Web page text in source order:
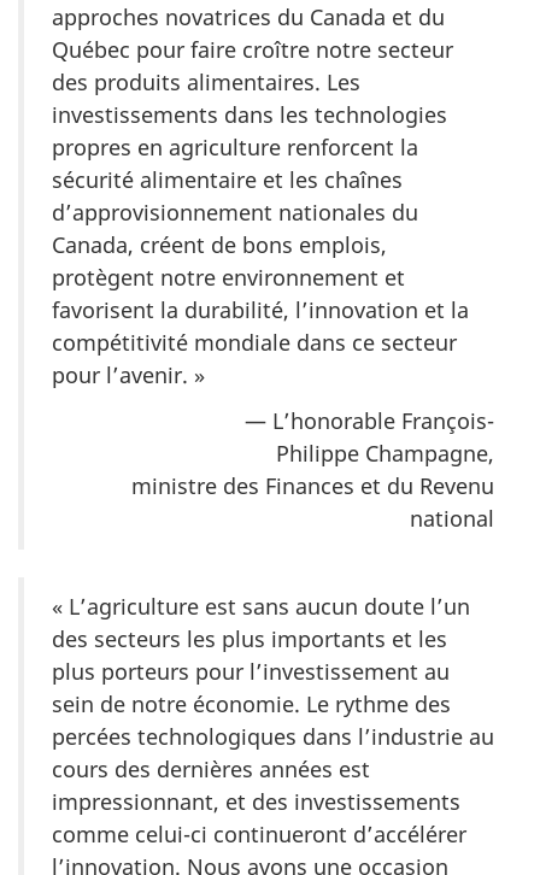
approches novatrices du Canada et du
Québec pour faire croître notre secteur
des produits alimentaires. Les
investissements dans les technologies
propres en agriculture renforcent la
sécurité alimentaire et les chaînes
d’approvisionnement nationales du
Canada, créent de bons emplois,
protègent notre environnement et
favorisent la durabilité, l’innovation et la
compétitivité mondiale dans ce secteur
pour l’avenir. »
— L’honorable François-
Philippe Champagne,
ministre des Finances et du Revenu
national
« L’agriculture est sans aucun doute l’un
des secteurs les plus importants et les
plus porteurs pour l’investissement au
sein de notre économie. Le rythme des
percées technologiques dans l’industrie au
cours des dernières années est
impressionnant, et des investissements
comme celui-ci continueront d’accélérer
l’innovation. Nous avons une occasion